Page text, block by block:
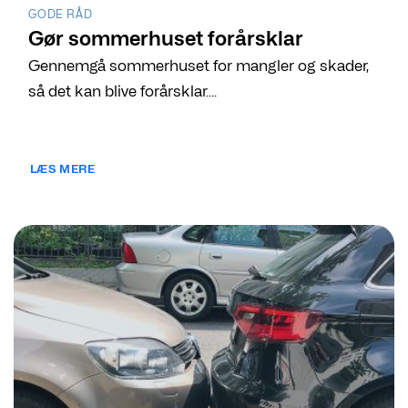
GODE RÅD
Gør sommerhuset forårsklar
Gennemgå sommerhuset for mangler og skader,
så det kan blive forårsklar....
LÆS MERE